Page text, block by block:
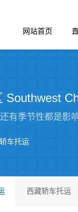
网站首页
Southwest
有季节性都是影
车托运
西藏轿车托运